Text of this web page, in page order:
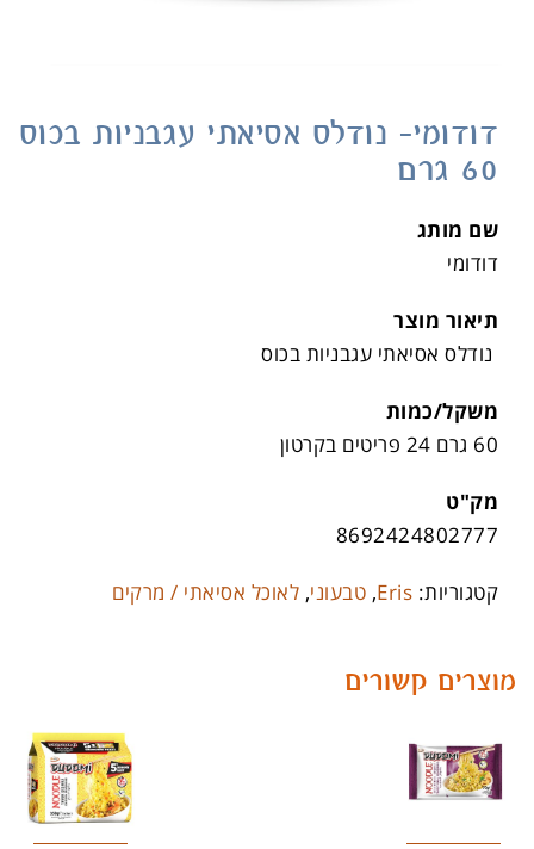
דודומי- נודלס אסיאתי עגבניות בכוס
60 גרם
שם מותג
דודומי
תיאור מוצר
נודלס אסיאתי עגבניות בכוס
משקל/כמות
60 גרם 24 פריטים בקרטון
מק"ט
8692424802777
קטגוריות: Eris
, טבעוני, לאוכל אסיאתי / מרקים
מוצרים קשורים